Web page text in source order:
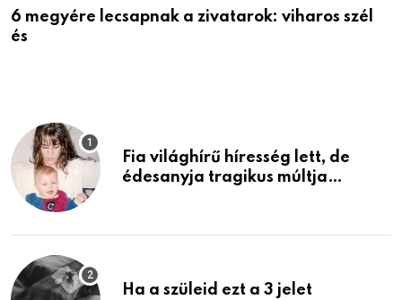
6 megyére lecsapnak a zivatarok: viharos szél
és
Fia világhírű híresség lett, de
édesanyja tragikus múltja
Ha a szüleid ezt a 3 jelet